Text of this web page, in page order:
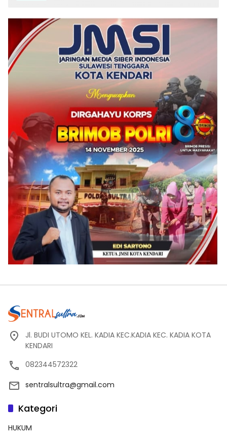
Jl. BUDI UTOMO KEL. KADIA KEC.KADIA KEC. KADIA KOTA
KENDARI
082344572322
sentralsultra@gmail.com
Kategori
HUKUM